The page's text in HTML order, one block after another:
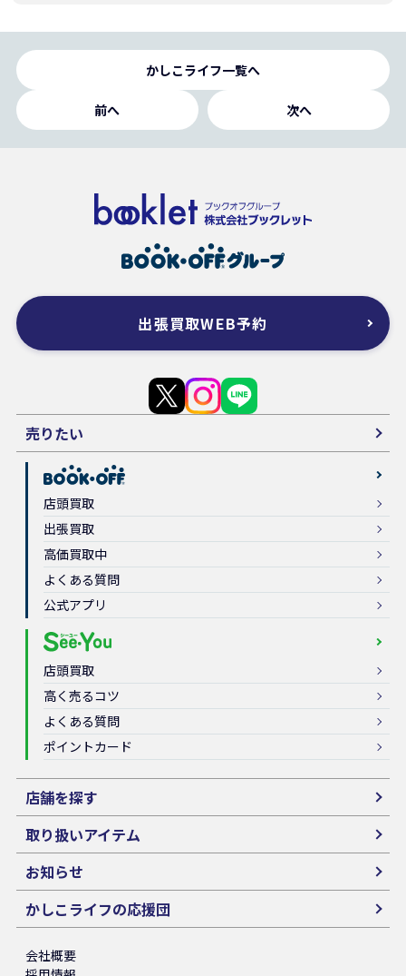
かしこライフ一覧へ
前へ 次へ
出張買取WEB予約
売りたい
店頭買取
出張買取
高価買取中
よくある質問
公式アプリ
店頭買取
高く売るコツ
よくある質問
ポイントカード
店舗を探す
取り扱いアイテム
お知らせ
かしこライフの応援団
会社概要